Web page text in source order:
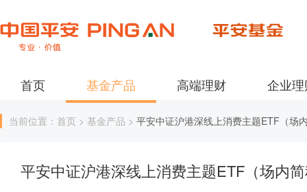
首页 基金产品 高端理财 企业
当前位置：首页 > 基金产品 > 平安中证沪港深线上消费主题ETF（场
平安中证沪港深线上消费主题ETF（场内